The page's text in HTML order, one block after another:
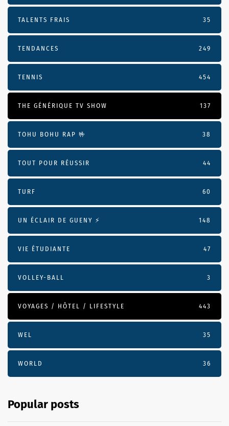
TALENTS FRAIS 35
TENDANCES 249
TENNIS 454
THE GÉNÉRIQUE TV SHOW 137
TOHU BOHU RAP 🤟 38
TOUT POUR RÉUSSIR 44
TURF 60
UN ÉCLAIR DE GUENY ⚡️ 148
VIE ÉTUDIANTE 47
VOLLEY-BALL 3
VOYAGES / HÔTEL / LIFESTYLE 443
WEL 35
WORLD 36
Popular posts